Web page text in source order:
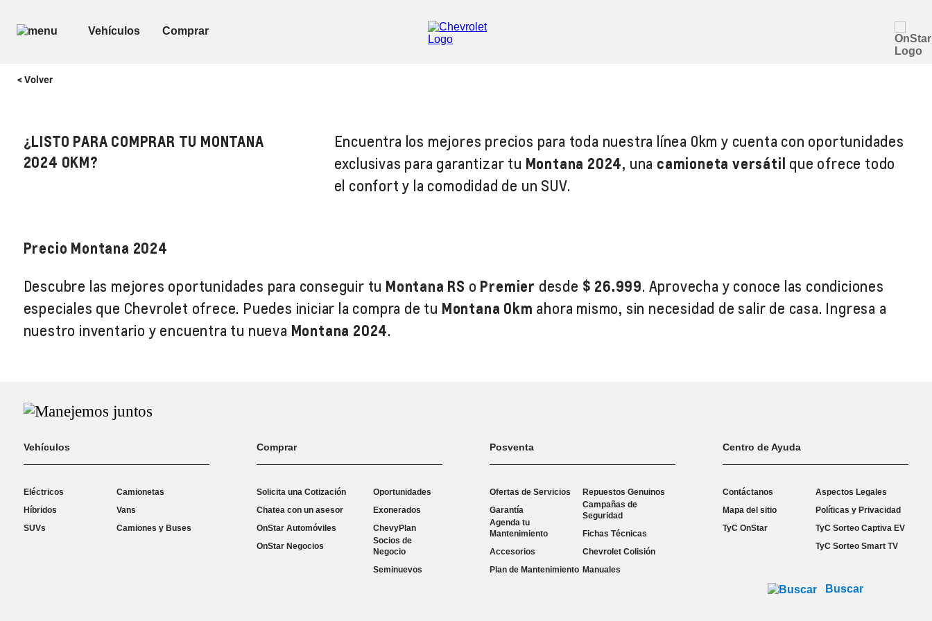
< Volver
¿LISTO PARA COMPRAR TU MONTANA
2024 0KM?
Encuentra los mejores precios para toda nuestra línea 0km y cuenta con oportunidades
exclusivas para garantizar tu Montana 2024, una camioneta versátil que ofrece todo
el confort y la comodidad de un SUV.
Precio Montana 2024
Descubre las mejores oportunidades para conseguir tu Montana RS o Premier desde $ 26.999. Aprovecha y conoce las condiciones
especiales que Chevrolet ofrece. Puedes iniciar la compra de tu Montana 0km ahora mismo, sin necesidad de salir de casa. Ingresa a
nuestro inventario y encuentra tu nueva Montana 2024.